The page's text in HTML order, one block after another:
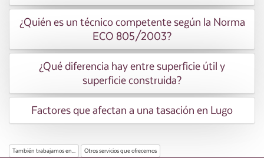
¿Quién es un técnico competente según la Norma
ECO 805/2003?
¿Qué diferencia hay entre superficie útil y
superficie construida?
Factores que afectan a una tasación en Lugo
También trabajamos en... Otros servicios que ofrecemos